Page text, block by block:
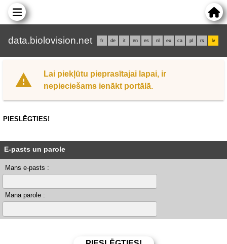
data.biolovision.net fr de it en es nl eu ca pl rs lv
Lai piekļūtu pieprasītajai lapai, ir
nepieciešams ienākt portālā.
PIESLĒGTIES!
E-pasts un parole
Mans e-pasts :
Mana parole :